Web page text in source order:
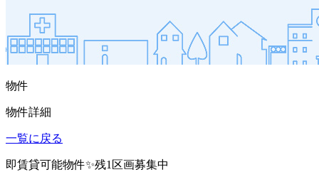
物件
物件詳細
一覧に戻る
即賃貸可能物件✨残1区画募集中